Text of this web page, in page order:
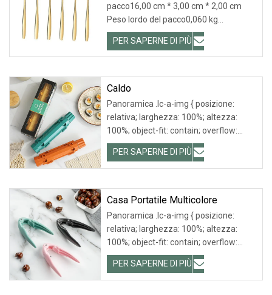
pacco16,00 cm * 3,00 cm * 2,00 cm
Peso lordo del pacco0,060 kg
Imballaggio e consegna: Profilo
PER SAPERNE DI PIÙ
Caldo
Panoramica .lc-a-img { posizione:
relativa; larghezza: 100%; altezza:
100%; object-fit: contain; overflow:
hidden;}.lc-a
PER SAPERNE DI PIÙ
Casa Portatile Multicolore
Panoramica .lc-a-img { posizione:
relativa; larghezza: 100%; altezza:
100%; object-fit: contain; overflow:
hidden;}.lc-a
PER SAPERNE DI PIÙ